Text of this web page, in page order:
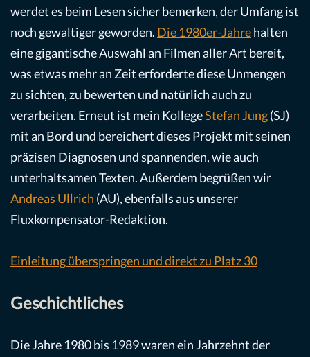
werdet es beim Lesen sicher bemerken, der Umfang ist
noch gewaltiger geworden. Die 1980er-Jahrehalten
eine gigantische Auswahl an Filmen aller Art bereit,
was etwas mehr an Zeit erforderte diese Unmengen
zu sichten, zu bewerten und natürlich auch zu
verarbeiten. Erneut ist mein KollegeStefan Jung(SJ)
mit an Bord und bereichert dieses Projekt mit seinen
präzisen Diagnosen und spannenden, wie auch
unterhaltsamen Texten. Außerdem begrüßen wir
Andreas Ullrich (AU), ebenfalls aus unserer
Fluxkompensator-Redaktion.
Einleitung überspringen und direkt zu Platz 30
Geschichtliches
Die Jahre 1980 bis 1989 waren ein Jahrzehnt der